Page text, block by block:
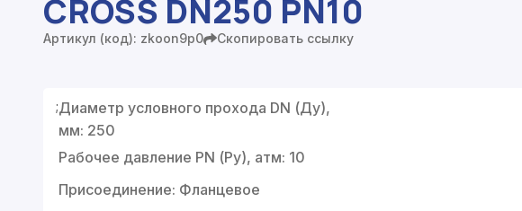
Цветной металлопрокат
Сетка металлическая
Профнастил
CROSS DN250 PN10
Артикул (код): zkoon9p0 Скопировать ссылку
;Диаметр условного прохода DN (Ду),
мм: 250
Рабочее давление PN (Ру), атм: 10
Присоединение: Фланцевое